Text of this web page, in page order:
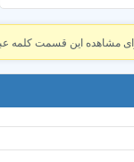
این قسمت کلمه